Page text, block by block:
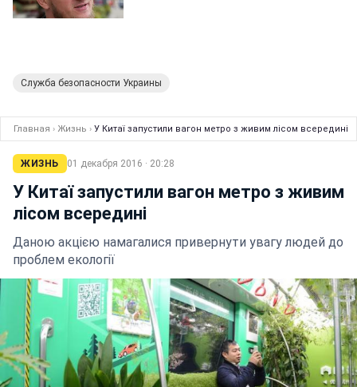
Служба безопасности Украины
Главная › Жизнь › У Китаї запустили вагон метро з живим лісом всередині
ЖИЗНЬ 01 декабря 2016 · 20:28
У Китаї запустили вагон метро з живим
лісом всередині
Даною акцією намагалися привернути увагу людей до
проблем екології